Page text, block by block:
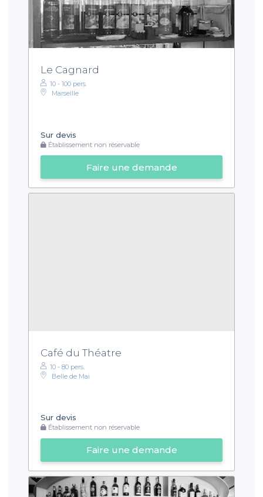
Le Cagnard
10 - 100 pers.
Marseille
Sur devis
Établissement non réservable
Faire une demande
Café du Théatre
10 - 80 pers.
Belle de Mai
Sur devis
Établissement non réservable
Faire une demande